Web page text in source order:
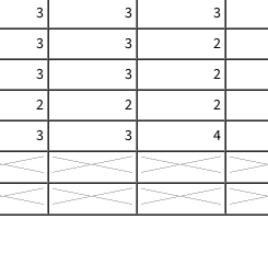
3 3 3
3 3 2
3 3 2
2 2 2
3 3 4